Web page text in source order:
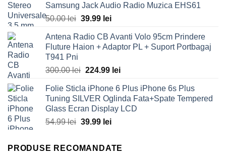
Samsung Jack Audio Radio Muzica EHS61
50.00lei Original
was:
50.00 lei.
39.99 leiCurrent
is:
39.99 lei.
Antena Radio CB Avanti Volo 95cm Prindere
Fluture Haion + Adaptor PL + Suport Portbagaj
T941 Pni
300.00lei Original
was:
300.00 lei.
224.99 leiCurrent
is:
224.99 lei.
Folie Sticla iPhone 6 Plus iPhone 6s Plus
Tuning SILVER Oglinda Fata+Spate Tempered
Glass Ecran Display LCD
54.99lei Original
54.99 lei.
39.99 leiCurrent
39.99 lei.
PRODUSE RECOMANDATE